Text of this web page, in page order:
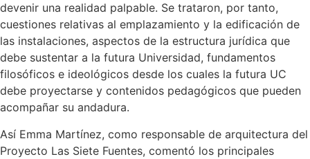
devenir una realidad palpable. Se trataron, por tanto,
cuestiones relativas al emplazamiento y la edificación de
las instalaciones, aspectos de la estructura jurídica que
debe sustentar a la futura Universidad, fundamentos
filosóficos e ideológicos desde los cuales la futura UC
debe proyectarse y contenidos pedagógicos que pueden
acompañar su andadura.
Así Emma Martínez, como responsable de arquitectura del
Proyecto Las Siete Fuentes, comentó los principales